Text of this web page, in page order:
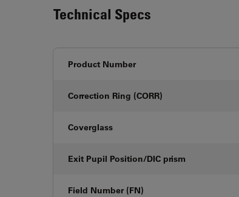
Technical Specs
Product Number
Correction Ring (CORR)
Coverglass
Exit Pupil Position/DIC prism
Field Number (FN)